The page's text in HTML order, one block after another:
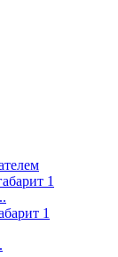
1
1